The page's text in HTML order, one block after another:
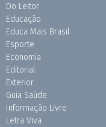
Do Leitor
Educação
Educa Mais Brasil
Esporte
Economia
Editorial
Exterior
Guia Saúde
Informação Livre
Letra Viva